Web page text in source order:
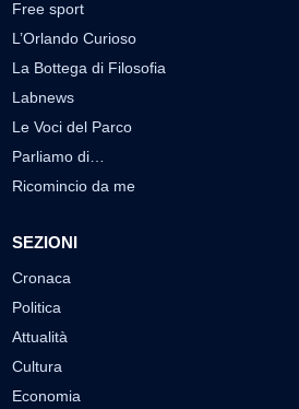
Free sport
L’Orlando Curioso
La Bottega di Filosofia
Labnews
Le Voci del Parco
Parliamo di…
Ricomincio da me
SEZIONI
Cronaca
Politica
Attualità
Cultura
Economia